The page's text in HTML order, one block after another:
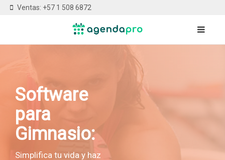
Ventas: +57 1 508 6872
Software
para
Gimnasio:
Simplifica tu vida y haz